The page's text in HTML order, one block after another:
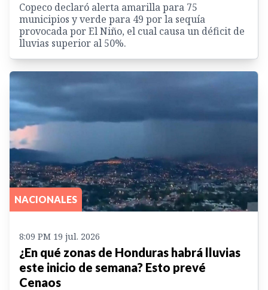
Copeco declaró alerta amarilla para 75
municipios y verde para 49 por la sequía
provocada por El Niño, el cual causa un déficit de
lluvias superior al 50%.
NACIONALES
8:09 PM 19 jul. 2026
¿En qué zonas de Honduras habrá lluvias
este inicio de semana? Esto prevé
Cenaos